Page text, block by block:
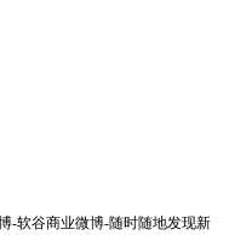
-软谷商业微博-随时随地发现新